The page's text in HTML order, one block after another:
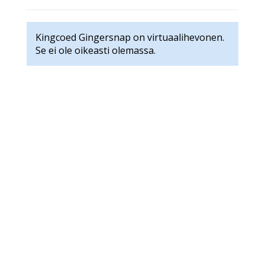
Kingcoed Gingersnap on virtuaalihevonen.
Se ei ole oikeasti olemassa.